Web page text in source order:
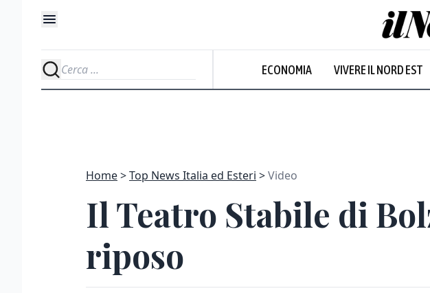
ECONOMIA VIVERE IL NORD EST
Home Top News Italia ed Esteri Video
Il Teatro Stabile di
riposo